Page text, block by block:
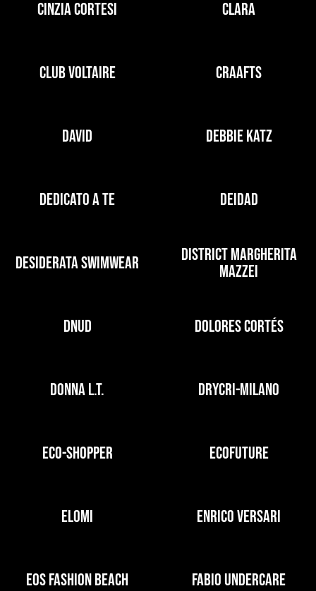
CINZIA CORTESI CLARA
CLUB VOLTAIRE CRAAFTS
DAVID DEBBIE KATZ
DEDICATO A TE DEIDAD
DESIDERATA SWIMWEAR
DISTRICT MARGHERITA
MAZZEI
DNUD DOLORES CORTÉS
DONNA L.T. DRYCRI-MILANO
ECO-SHOPPER ECOFUTURE
ELOMI ENRICO VERSARI
EOS FASHION BEACH FABIO UNDERCARE